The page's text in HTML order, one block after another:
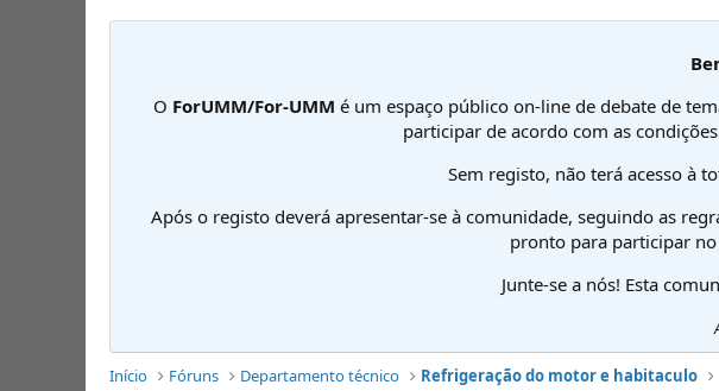
O ForUMM/For-UMM é um espaço público on-line de debate de
participar de acordo com as
Sem registo, não terá acesso à
Após o registo deverá apresentar-se à comunidade, seguindo as
pronto para participar
Junte-se a nós! Esta
Início Fóruns Departamento técnico Refrigeração do motor e habitaculo